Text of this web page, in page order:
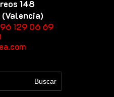
148
96 129 06 69